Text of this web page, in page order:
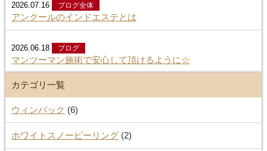
2026.07.16 ブログ全体
アンクールのインドエステとは
2026.06.18 ブログ
マンツーマン施術で安心して頂けるように☆
カテゴリ一覧
ウィンバック (6)
ホワイトスノーピーリング(2)